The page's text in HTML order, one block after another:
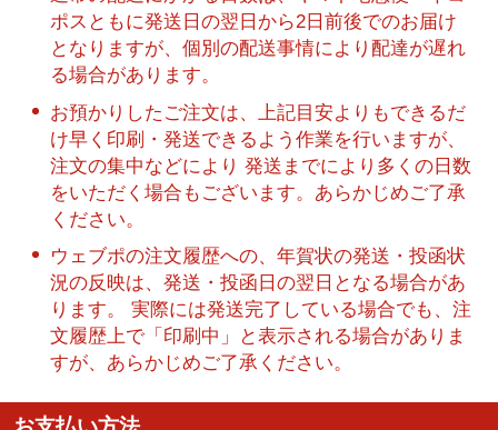
ポスともに発送日の翌日から2日前後でのお届け
となりますが、個別の配送事情により配達が遅れ
る場合があります。
お預かりしたご注文は、上記目安よりもできるだ
け早く印刷・発送できるよう作業を行いますが、
注文の集中などにより 発送までにより多くの日数
をいただく場合もございます。あらかじめご了承
ください。
ウェブポの注文履歴への、年賀状の発送・投函状
況の反映は、発送・投函日の翌日となる場合があ
ります。 実際には発送完了している場合でも、注
文履歴上で「印刷中」と表示される場合がありま
すが、あらかじめご了承ください。